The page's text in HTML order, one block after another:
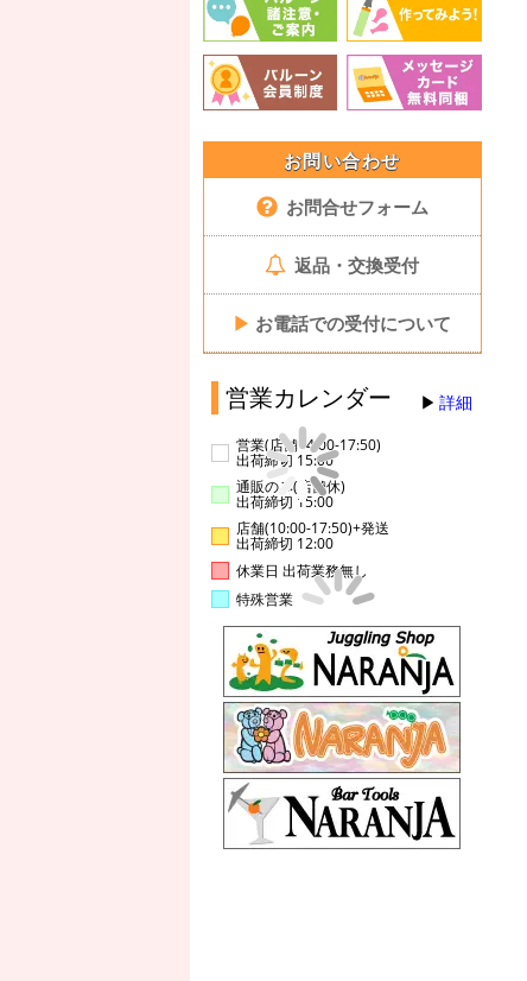
お問い合わせ
お問合せフォーム
返品・交換受付
▶ お電話での受付について
営業カレンダー 詳細
営業(店舗14:00-17:50)
出荷締切 15:00
通販のみ(店舗休)
出荷締切 15:00
店舗(10:00-17:50)+発送
出荷締切 12:00
休業日 出荷業務無し
特殊営業